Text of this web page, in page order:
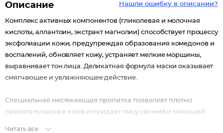
Нашли ошибку в описании?
Описание
Комплекс активных компонентов (гликолевая и молочная
кислоты, аллантоин, экстракт магнолии) способствует процессу
эксфолиации кожи, предупреждая образования комедонов и
воспалений, обновляет кожу, устраняет мелкие морщины,
выравнивает тон лица. Деликатная формула маски оказывает
смягчающее и увлажняющее действие.
Специальная нестекающая пропитка позволяет плотно
прилегать маске к коже и придает лицу свежий и сияющий
Читать все